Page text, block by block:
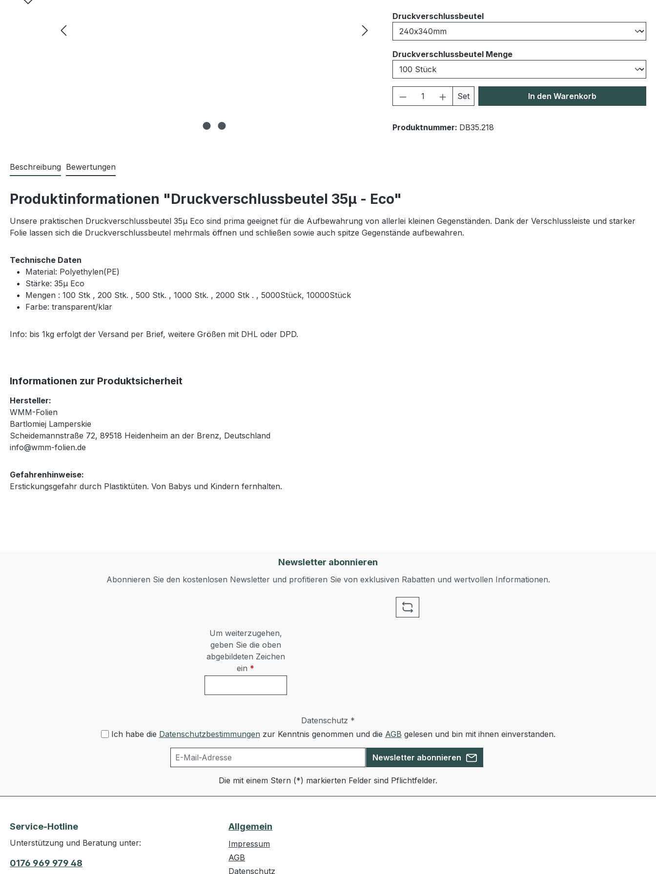
Druckverschlussbeutelauswählen
Druckverschlussbeutel Mengeauswählen
Produkt Anzahl: Gib den gewünschten Wert
Set In den Warenkorb
Produktnummer: DB35.218
Beschreibung Bewertungen
Produktinformationen "Druckverschlussbeutel 35μ - Eco"
Unsere praktischen Druckverschlussbeutel 35μ Eco sind prima geeignet für die Aufbewahrung von allerlei kleinen Gegenständen. Dank der Verschlussleiste und starker
Folie lassen sich die Druckverschlussbeutel mehrmals öffnen und schließen sowie auch spitze Gegenstände aufbewahren.
Technische Daten
Material: Polyethylen(PE)
Stärke: 35μ Eco
Mengen : 100 Stk , 200 Stk. , 500 Stk. , 1000 Stk. , 2000 Stk . , 5000Stück, 10000Stück
Farbe: transparent/klar
Info: bis 1kg erfolgt der Versand per Brief, weitere Größen mit DHL oder DPD.
Informationen zur Produktsicherheit
Hersteller:
WMM-Folien
Bartlomiej Lamperskie
Scheidemannstraße 72, 89518 Heidenheim an der Brenz, Deutschland
info@wmm-folien.de
Gefahrenhinweise:
Erstickungsgefahr durch Plastiktüten. Von Babys und Kindern fernhalten.
Newsletter abonnieren
Abonnieren Sie den kostenlosen Newsletter und profitieren Sie von exklusiven Rabatten und wertvollen Informationen.
Um weiterzugehen,
geben Sie die oben
abgebildeten Zeichen
ein *
Datenschutz *
Ich habe die Datenschutzbestimmungen zur Kenntnis genommen und die AGB gelesen und bin mit ihnen einverstanden.
Newsletter abonnieren
Die mit einem Stern (*) markierten Felder sind Pflichtfelder.
Service-Hotline
Unterstützung und Beratung unter:
0176 969 979 48
Allgemein
Impressum
AGB
Datenschutz